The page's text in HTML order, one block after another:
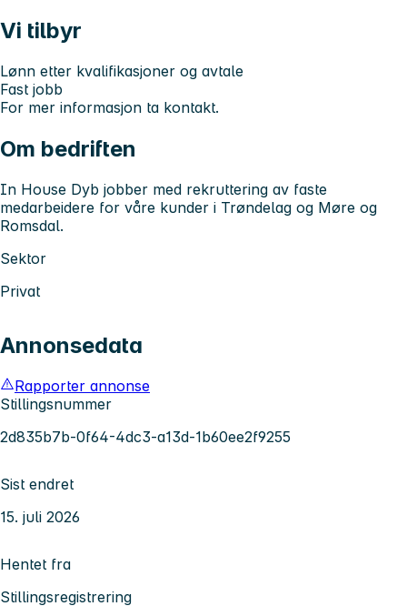
Vi tilbyr
Lønn etter kvalifikasjoner og avtale
Fast jobb
For mer informasjon ta kontakt.
Om bedriften
In House Dyb jobber med rekruttering av faste
medarbeidere for våre kunder i Trøndelag og Møre og
Romsdal.
Sektor
Privat
Annonsedata
Rapporter annonse
Stillingsnummer
2d835b7b-0f64-4dc3-a13d-1b60ee2f9255
Sist endret
15. juli 2026
Hentet fra
Stillingsregistrering